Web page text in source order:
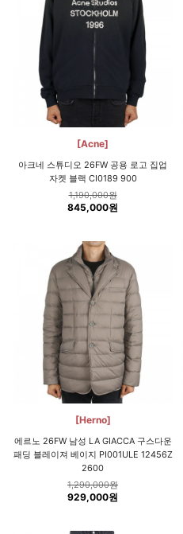
[Acne]
아크네 스튜디오 26FW 공용 로고 집업
자켓 블랙 CI0189 900
1,190,000원
845,000원
[Herno]
에르노 26FW 남성 LA GIACCA 구스다운
패딩 블레이져 베이지 PI001ULE 12456Z
2600
1,290,000원
929,000원